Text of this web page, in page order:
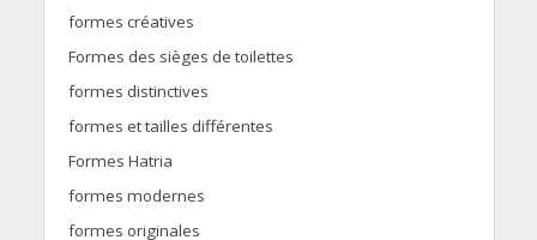
formes créatives
Formes des sièges de toilettes
formes distinctives
formes et tailles différentes
Formes Hatria
formes modernes
formes originales